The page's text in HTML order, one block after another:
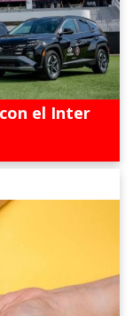
el Inter